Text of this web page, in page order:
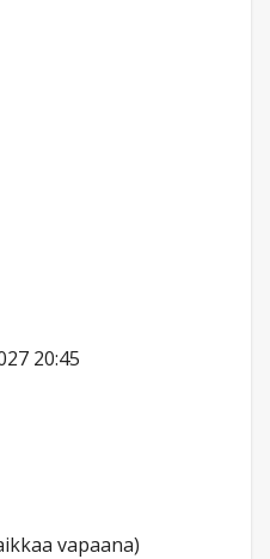
20:45
vapaana)